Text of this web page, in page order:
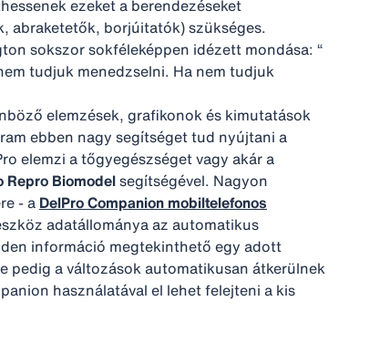
ezeket a berendezéseket
abraketetők, borjúitatók) szükséges.
sokszor sokféleképpen idézett mondása: “
tudjuk menedzselni. Ha nem tudjuk
elemzések, grafikonok és kimutatások
ebben nagy segítséget tud nyújtani a
elemzi a tőgyegészséget vagy akár a
Repro Biomodelsegítségével. Nagyon
- a DelPro Companion mobiltelefonos
adatállománya az automatikus
információ megtekinthető egy adott
pedig a változások automatikusan átkerülnek
használatával el lehet felejteni a kis